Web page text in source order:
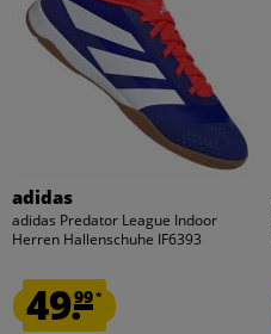
adidas
adidas Predator League Indoor
Herren Hallenschuhe IF6393
49.99*